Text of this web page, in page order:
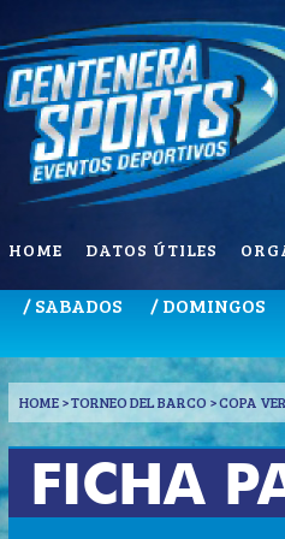
HOME DATOS ÚTILES
/ SABADOS / DOMINGOS
HOME> TORNEO DEL BARCO > COPA
FICHA